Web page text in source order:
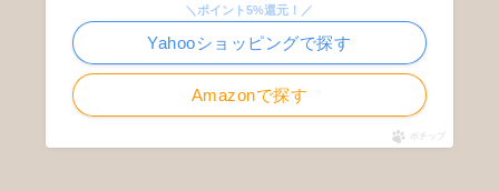
Amazonで探す
＼ポイント5%還元！／
Yahooショッピングで探す
ポチップ